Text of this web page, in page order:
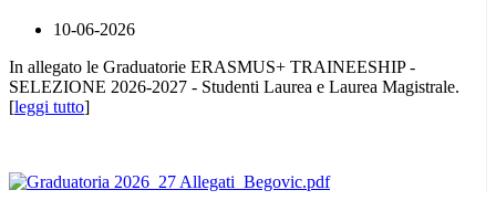
10-06-2026
In allegato le Graduatorie ERASMUS+ TRAINEESHIP -
SELEZIONE 2026-2027 - Studenti Laurea e Laurea Magistrale.
[leggi tutto]